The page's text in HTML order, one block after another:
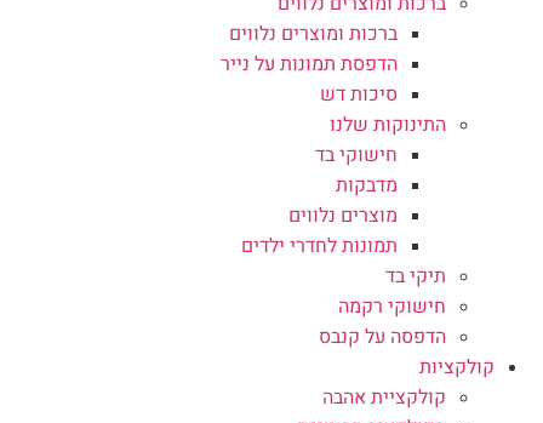
ברכות ומוצרים נלווים
הדפסת תמונות על נייר
סיכות דש
התינוקות שלנו
חישוקי בד
מדבקות
מוצרים נלווים
תמונות לחדרי ילדים
תיקי בד
חישוקי רקמה
הדפסה על קנבס
קולקציות
קולקציית אהבה